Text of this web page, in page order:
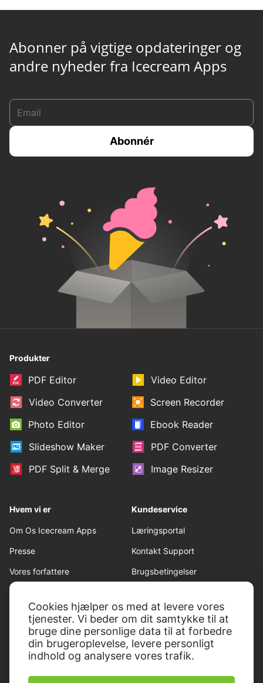
Cookies hjælper os med at levere vores
tjenester. Vi beder om dit samtykke til at
bruge dine personlige data til at forbedre
din brugeroplevelse, levere personligt
indhold og analysere vores trafik.
Abonner på vigtige opdateringer og
andre nyheder fra Icecream Apps
Produkter
PDF Editor
Video Editor
Video Converter
Screen Recorder
Photo Editor
Ebook Reader
Slideshow Maker
PDF Converter
PDF Split & Merge
Image Resizer
Hvem vi er
Om Os Icecream Apps
Presse
Vores forfattere
Kundeservice
Læringsportal
Kontakt Support
Brugsbetingelser
Privatlivspolitik